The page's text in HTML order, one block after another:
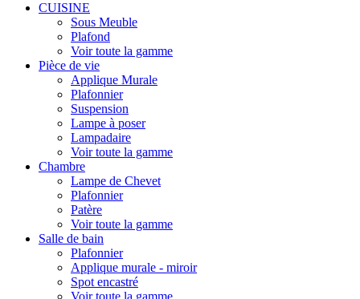
CUISINE
Sous Meuble
Plafond
Voir toute la gamme
Pièce de vie
Applique Murale
Plafonnier
Suspension
Lampe à poser
Lampadaire
Voir toute la gamme
Chambre
Lampe de Chevet
Plafonnier
Patère
Voir toute la gamme
Salle de bain
Plafonnier
Applique murale - miroir
Spot encastré
Voir toute la gamme